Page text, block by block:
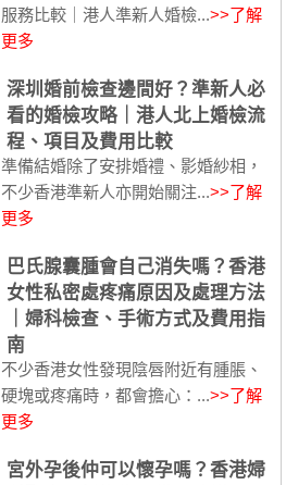
服務比較｜港人準新人婚檢...>>了解
更多
深圳婚前檢查邊間好？準新人必
看的婚檢攻略｜港人北上婚檢流
程、項目及費用比較
準備結婚除了安排婚禮、影婚紗相，
不少香港準新人亦開始關注...>>了解
更多
巴氏腺囊腫會自己消失嗎？香港
女性私密處疼痛原因及處理方法
｜婦科檢查、手術方式及費用指
南
不少香港女性發現陰唇附近有腫脹、
硬塊或疼痛時，都會擔心：...>>了解
更多
宮外孕後仲可以懷孕嗎？香港婦